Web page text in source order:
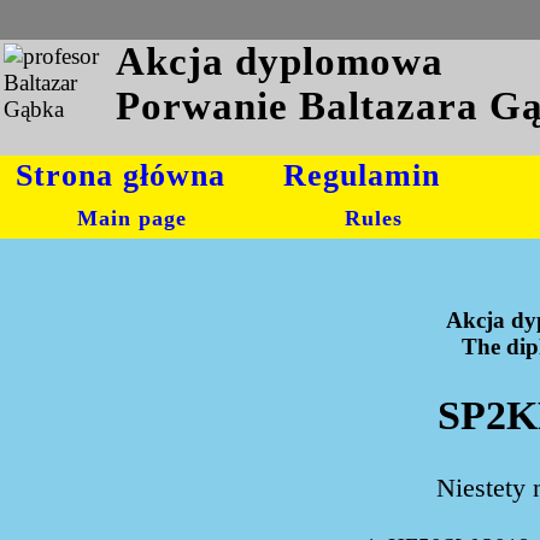
Akcja dyplomowa
Porwanie Baltazara
Strona główna
Main page
Regulamin
Rules
Akcja
The
Niestety